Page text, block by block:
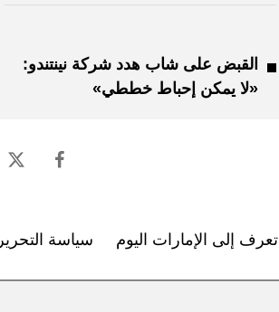
القبض على شاب هدد شركة نينتندو:
«لا يمكن إحباط خططي»
تعرف إلى الإمارات اليوم سياسة التحرير